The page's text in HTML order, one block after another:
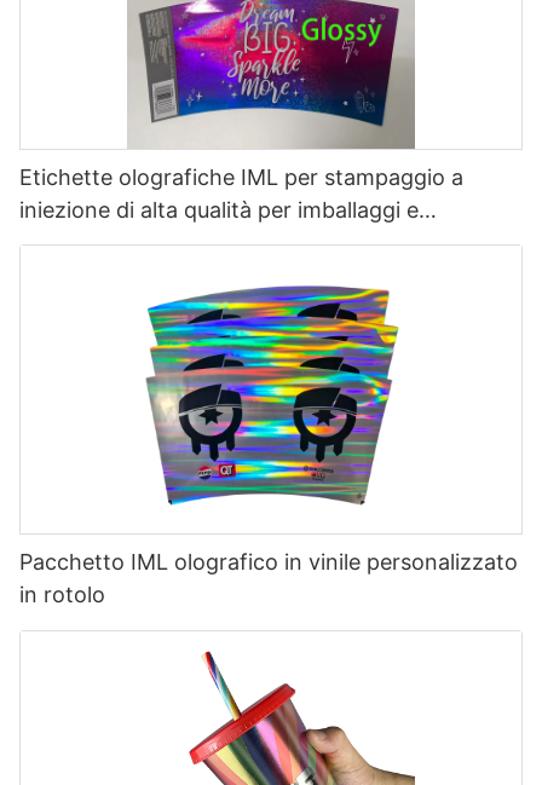
Etichette olografiche IML per stampaggio a
iniezione di alta qualità per imballaggi e
confezioni Blue Label
Pacchetto IML olografico in vinile personalizzato
in rotolo